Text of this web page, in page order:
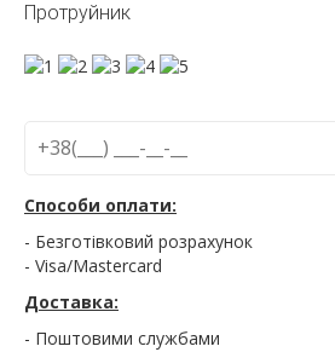
Протруйник
Способи оплати:
- Безготівковий розрахунок
- Visa/Mastercard
Доставка:
- Поштовими службами